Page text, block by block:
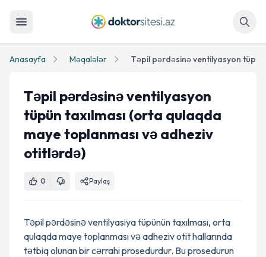
Anasayfa Məqalələr
Təpil pərdəsinə ventilyasyon
tüpün taxılması (orta qulaqda
maye toplanması və adheziv
otitlərdə)
0 Paylaş
Təpil pərdəsinə ventilyasiya tüpünün taxılması, orta
qulaqda maye toplanması və adheziv otit hallarında
tətbiq olunan bir cərrahi prosedurdur. Bu prosedurun